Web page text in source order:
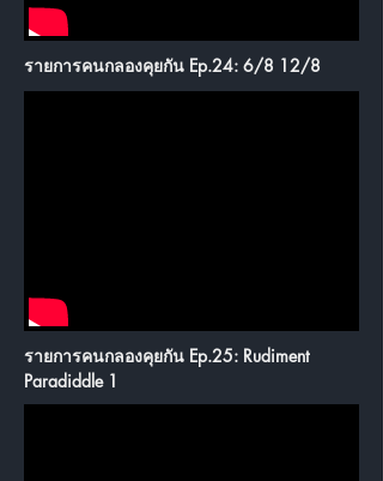
รายการคนกลองคุยกัน Ep.24: 6/8 12/8
รายการคนกลองคุยกัน Ep.25: Rudiment
Paradiddle 1